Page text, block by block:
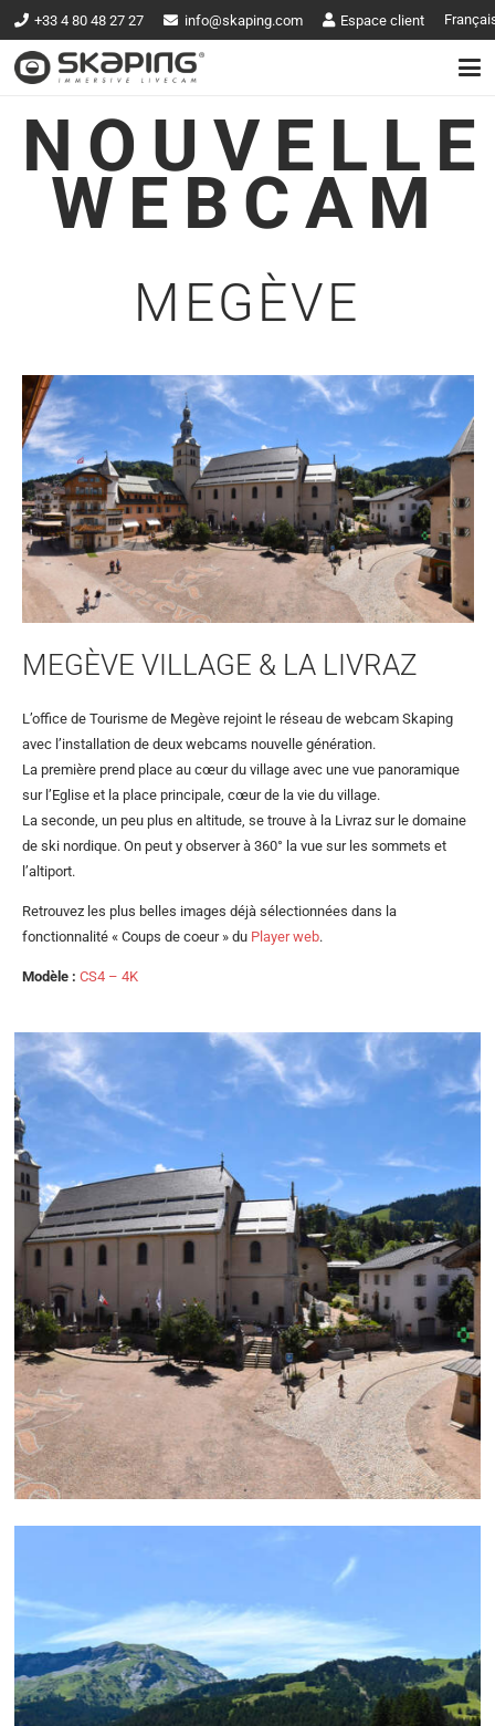
+33 4 80 48 27 27 info@skaping.com Espace client
NOUVELLE
WEBCAM
MEGÈVE
MEGÈVE VILLAGE & LA LIVRAZ
L’office de Tourisme de Megève rejoint le réseau de webcam Skaping
avec l’installation de deux webcams nouvelle génération.
La première prend place au cœur du village avec une vue panoramique
sur l’Eglise et la place principale, cœur de la vie du village.
La seconde, un peu plus en altitude, se trouve à la Livraz sur le domaine
de ski nordique. On peut y observer à 360° la vue sur les sommets et
l’altiport.
Retrouvez les plus belles images déjà sélectionnées dans la
fonctionnalité « Coups de coeur » du Player web.
Modèle : CS4 – 4K